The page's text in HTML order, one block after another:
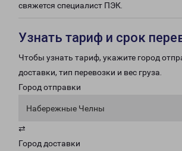
свяжется специалист ПЭК.
Узнать тариф и срок
Чтобы узнать тариф, укажите город
доставки, тип перевозки и вес груза.
Город отправки
Набережные Челны
⇄
Город доставки